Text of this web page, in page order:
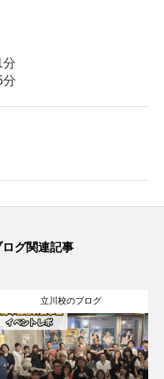
分
分
グ関連記事
立川校のブログ